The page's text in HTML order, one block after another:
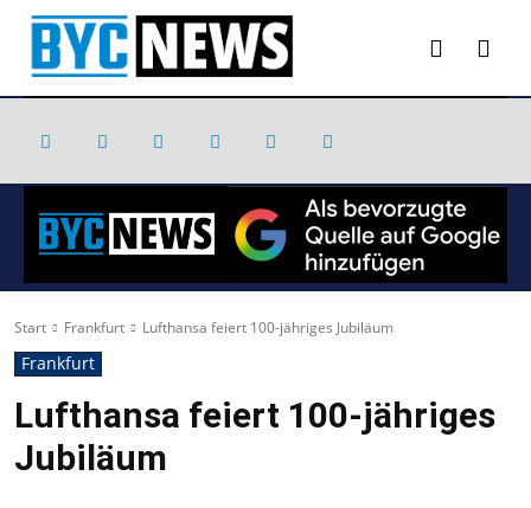
Start Frankfurt Lufthansa feiert 100-jähriges Jubiläum
Frankfurt
Lufthansa feiert 100-jähriges
Jubiläum